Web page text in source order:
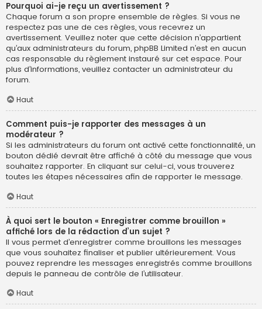
Pourquoi ai-je reçu un avertissement ?
Chaque forum a son propre ensemble de règles. Si vous ne
respectez pas une de ces règles, vous recevrez un
avertissement. Veuillez noter que cette décision n’appartient
qu’aux administrateurs du forum, phpBB Limited n’est en aucun
cas responsable du règlement instauré sur cet espace. Pour
plus d’informations, veuillez contacter un administrateur du
forum.
Haut
Comment puis-je rapporter des messages à un
modérateur ?
Si les administrateurs du forum ont activé cette fonctionnalité, un
bouton dédié devrait être affiché à côté du message que vous
souhaitez rapporter. En cliquant sur celui-ci, vous trouverez
toutes les étapes nécessaires afin de rapporter le message.
Haut
À quoi sert le bouton « Enregistrer comme brouillon »
affiché lors de la rédaction d’un sujet ?
Il vous permet d’enregistrer comme brouillons les messages
que vous souhaitez finaliser et publier ultérieurement. Vous
pouvez reprendre les messages enregistrés comme brouillons
depuis le panneau de contrôle de l’utilisateur.
Haut